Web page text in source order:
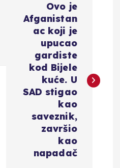
Ovo je
Afganistan
ac koji je
upucao
gardiste
kod Bijele
kuće. U
SAD stigao
kao
saveznik,
završio
kao
napadač